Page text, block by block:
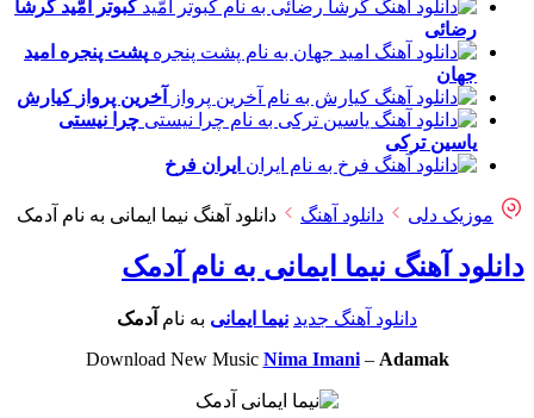
کبوتر امّید گرشا
رضائی
پشت پنجره امید
جهان
آخرین پرواز کیارش
چرا نیستی
یاسین ترکی
ایران فرخ
موزیک دلی دانلود آهنگ دانلود آهنگ نیما ایمانی به نام آدمک
دانلود آهنگ نیما ایمانی به نام آدمک
دانلود آهنگ جدید نیما ایمانی به نام آدمک
Download New Music Nima Imani– Adamak